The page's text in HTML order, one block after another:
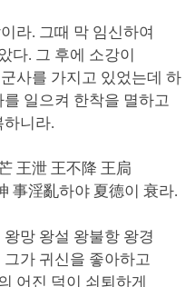
라. 그때 막 임신하여
다. 그 후에 소강이
사를 가지고 있었는데 하
일으켜 한착을 멸하고
니라.
王泄 王不降 王扃
事淫亂하야 夏德이 衰라.
망 왕설 왕불항 왕경
가 귀신을 좋아하고
어진 덕이 쇠퇴하게